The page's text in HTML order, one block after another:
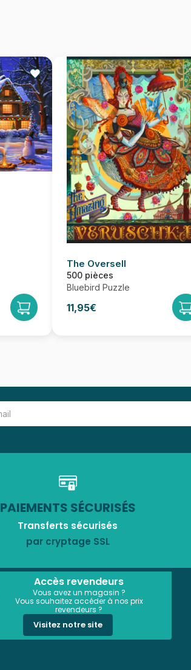
The Oversell
500 pièces
Bluebird Puzzle
11,95€
PAIEMENTS SÉCURISÉS
Transferts sécurisés
par cryptage SSL
Accès revendeurs
Vous avez un magasin ?
Vous souhaitez accéder à nos prix
revendeurs ?
Visitez notre site